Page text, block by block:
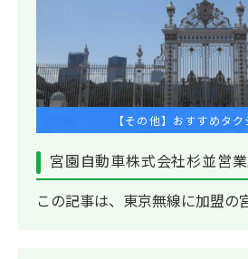
【その他】おすすめタ
宮園自動車株式会社杉並営
この記事は、東京無線に加盟の